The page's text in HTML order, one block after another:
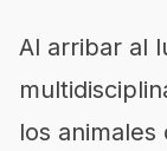
Al arribar al
los